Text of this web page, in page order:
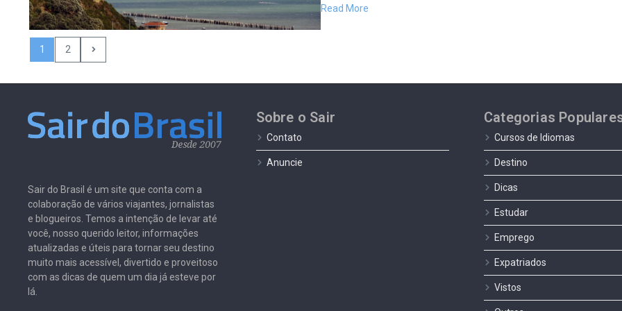
Read More
1 2
Sair do Brasil é um site que conta com a
colaboração de vários viajantes, jornalistas
e blogueiros. Temos a intenção de levar até
você, nosso querido leitor, informações
atualizadas e úteis para tornar seu destino
muito mais acessível, divertido e proveitoso
com as dicas de quem um dia já esteve por
lá.
Sobre o Sair
Contato
Anuncie
Categorias
Cursos de Idiomas
Destino
Dicas
Estudar
Emprego
Expatriados
Vistos